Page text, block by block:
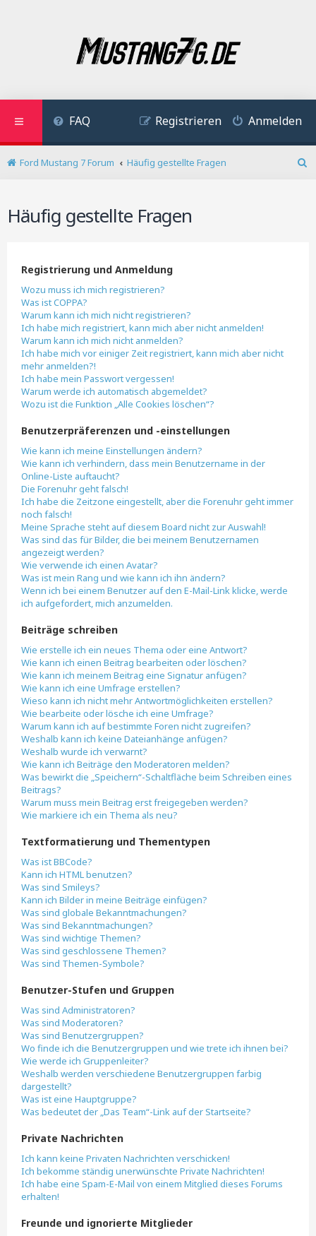
FAQ Anmelden
Registrieren
Ford Mustang 7 Forum
Häufig gestellte Fragen
Häufig gestellte Fragen
Registrierung und Anmeldung
Wozu muss ich mich registrieren?
Was ist COPPA?
Warum kann ich mich nicht registrieren?
Ich habe mich registriert, kann mich aber nicht anmelden!
Warum kann ich mich nicht anmelden?
Ich habe mich vor einiger Zeit registriert, kann mich aber nicht
mehr anmelden?!
Ich habe mein Passwort vergessen!
Warum werde ich automatisch abgemeldet?
Wozu ist die Funktion „Alle Cookies löschen“?
Benutzerpräferenzen und -einstellungen
Wie kann ich meine Einstellungen ändern?
Wie kann ich verhindern, dass mein Benutzername in der
Online-Liste auftaucht?
Die Forenuhr geht falsch!
Ich habe die Zeitzone eingestellt, aber die Forenuhr geht immer
noch falsch!
Meine Sprache steht auf diesem Board nicht zur Auswahl!
Was sind das für Bilder, die bei meinem Benutzernamen
angezeigt werden?
Wie verwende ich einen Avatar?
Was ist mein Rang und wie kann ich ihn ändern?
Wenn ich bei einem Benutzer auf den E-Mail-Link klicke, werde
ich aufgefordert, mich anzumelden.
Beiträge schreiben
Wie erstelle ich ein neues Thema oder eine Antwort?
Wie kann ich einen Beitrag bearbeiten oder löschen?
Wie kann ich meinem Beitrag eine Signatur anfügen?
Wie kann ich eine Umfrage erstellen?
Wieso kann ich nicht mehr Antwortmöglichkeiten erstellen?
Wie bearbeite oder lösche ich eine Umfrage?
Warum kann ich auf bestimmte Foren nicht zugreifen?
Weshalb kann ich keine Dateianhänge anfügen?
Weshalb wurde ich verwarnt?
Wie kann ich Beiträge den Moderatoren melden?
Was bewirkt die „Speichern“-Schaltfläche beim Schreiben eines
Beitrags?
Warum muss mein Beitrag erst freigegeben werden?
Wie markiere ich ein Thema als neu?
Textformatierung und Thementypen
Was ist BBCode?
Kann ich HTML benutzen?
Was sind Smileys?
Kann ich Bilder in meine Beiträge einfügen?
Was sind globale Bekanntmachungen?
Was sind Bekanntmachungen?
Was sind wichtige Themen?
Was sind geschlossene Themen?
Was sind Themen-Symbole?
Benutzer-Stufen und Gruppen
Was sind Administratoren?
Was sind Moderatoren?
Was sind Benutzergruppen?
Wo finde ich die Benutzergruppen und wie trete ich ihnen bei?
Wie werde ich Gruppenleiter?
Weshalb werden verschiedene Benutzergruppen farbig
dargestellt?
Was ist eine Hauptgruppe?
Was bedeutet der „Das Team“-Link auf der Startseite?
Private Nachrichten
Ich kann keine Privaten Nachrichten verschicken!
Ich bekomme ständig unerwünschte Private Nachrichten!
Ich habe eine Spam-E-Mail von einem Mitglied dieses Forums
erhalten!
Freunde und ignorierte Mitglieder